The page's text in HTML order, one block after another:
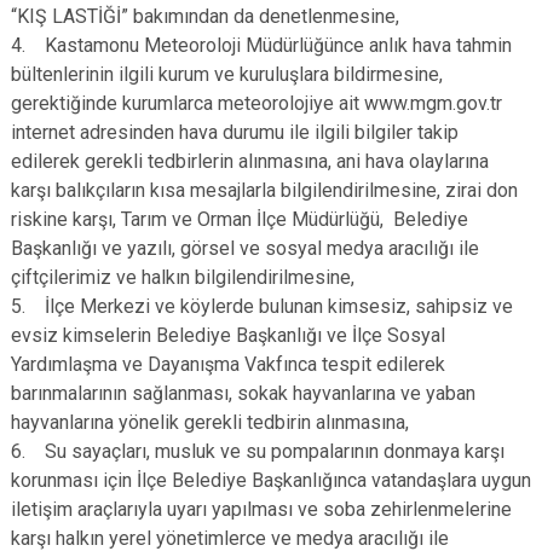
“KIŞ LASTİĞİ” bakımından da denetlenmesine,
4. Kastamonu Meteoroloji Müdürlüğünce anlık hava tahmin
bültenlerinin ilgili kurum ve kuruluşlara bildirmesine,
gerektiğinde kurumlarca meteorolojiye ait www.mgm.gov.tr
internet adresinden hava durumu ile ilgili bilgiler takip
edilerek gerekli tedbirlerin alınmasına, ani hava olaylarına
karşı balıkçıların kısa mesajlarla bilgilendirilmesine, zirai don
riskine karşı, Tarım ve Orman İlçe Müdürlüğü, Belediye
Başkanlığı ve yazılı, görsel ve sosyal medya aracılığı ile
çiftçilerimiz ve halkın bilgilendirilmesine,
5. İlçe Merkezi ve köylerde bulunan kimsesiz, sahipsiz ve
evsiz kimselerin Belediye Başkanlığı ve İlçe Sosyal
Yardımlaşma ve Dayanışma Vakfınca tespit edilerek
barınmalarının sağlanması, sokak hayvanlarına ve yaban
hayvanlarına yönelik gerekli tedbirin alınmasına,
6. Su sayaçları, musluk ve su pompalarının donmaya karşı
korunması için İlçe Belediye Başkanlığınca vatandaşlara uygun
iletişim araçlarıyla uyarı yapılması ve soba zehirlenmelerine
karşı halkın yerel yönetimlerce ve medya aracılığı ile